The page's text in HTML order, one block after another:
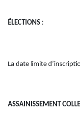
ÉLECTIONS :
La date limite
ASSAINISSEMENT